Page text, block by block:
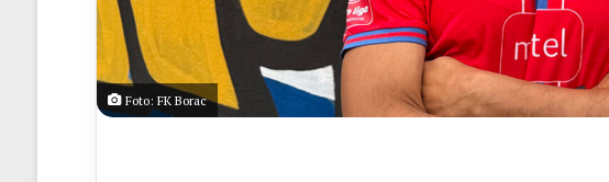
Foto: FK Borac
listići
elektroničko
brojanje